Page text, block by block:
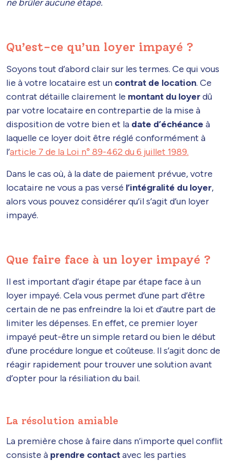
ne brûler aucune étape.
Qu’est-ce qu’un loyer impayé ?
Soyons tout d’abord clair sur les termes. Ce qui vous
lie à votre locataire est un contrat de location. Ce
contrat détaille clairement le montant du loyerdû
par votre locataire en contrepartie de la mise à
disposition de votre bien et la date d’échéance à
laquelle ce loyer doit être réglé conformément à
l’article 7 de la Loi n° 89-462 du 6 juillet 1989.
Dans le cas où, à la date de paiement prévue, votre
locataire ne vous a pas versé l’intégralité du loyer,
alors vous pouvez considérer qu’il s’agit d’un loyer
impayé.
Que faire face à un loyer impayé ?
Il est important d’agir étape par étape face à un
loyer impayé. Cela vous permet d’une part d’être
certain de ne pas enfreindre la loi et d’autre part de
limiter les dépenses. En effet, ce premier loyer
impayé peut-être un simple retard ou bien le début
d’une procédure longue et coûteuse. Il s’agit donc de
réagir rapidement pour trouver une solution avant
d’opter pour la résiliation du bail.
La résolution amiable
La première chose à faire dans n’importe quel conflit
consiste à prendre contactavec les parties